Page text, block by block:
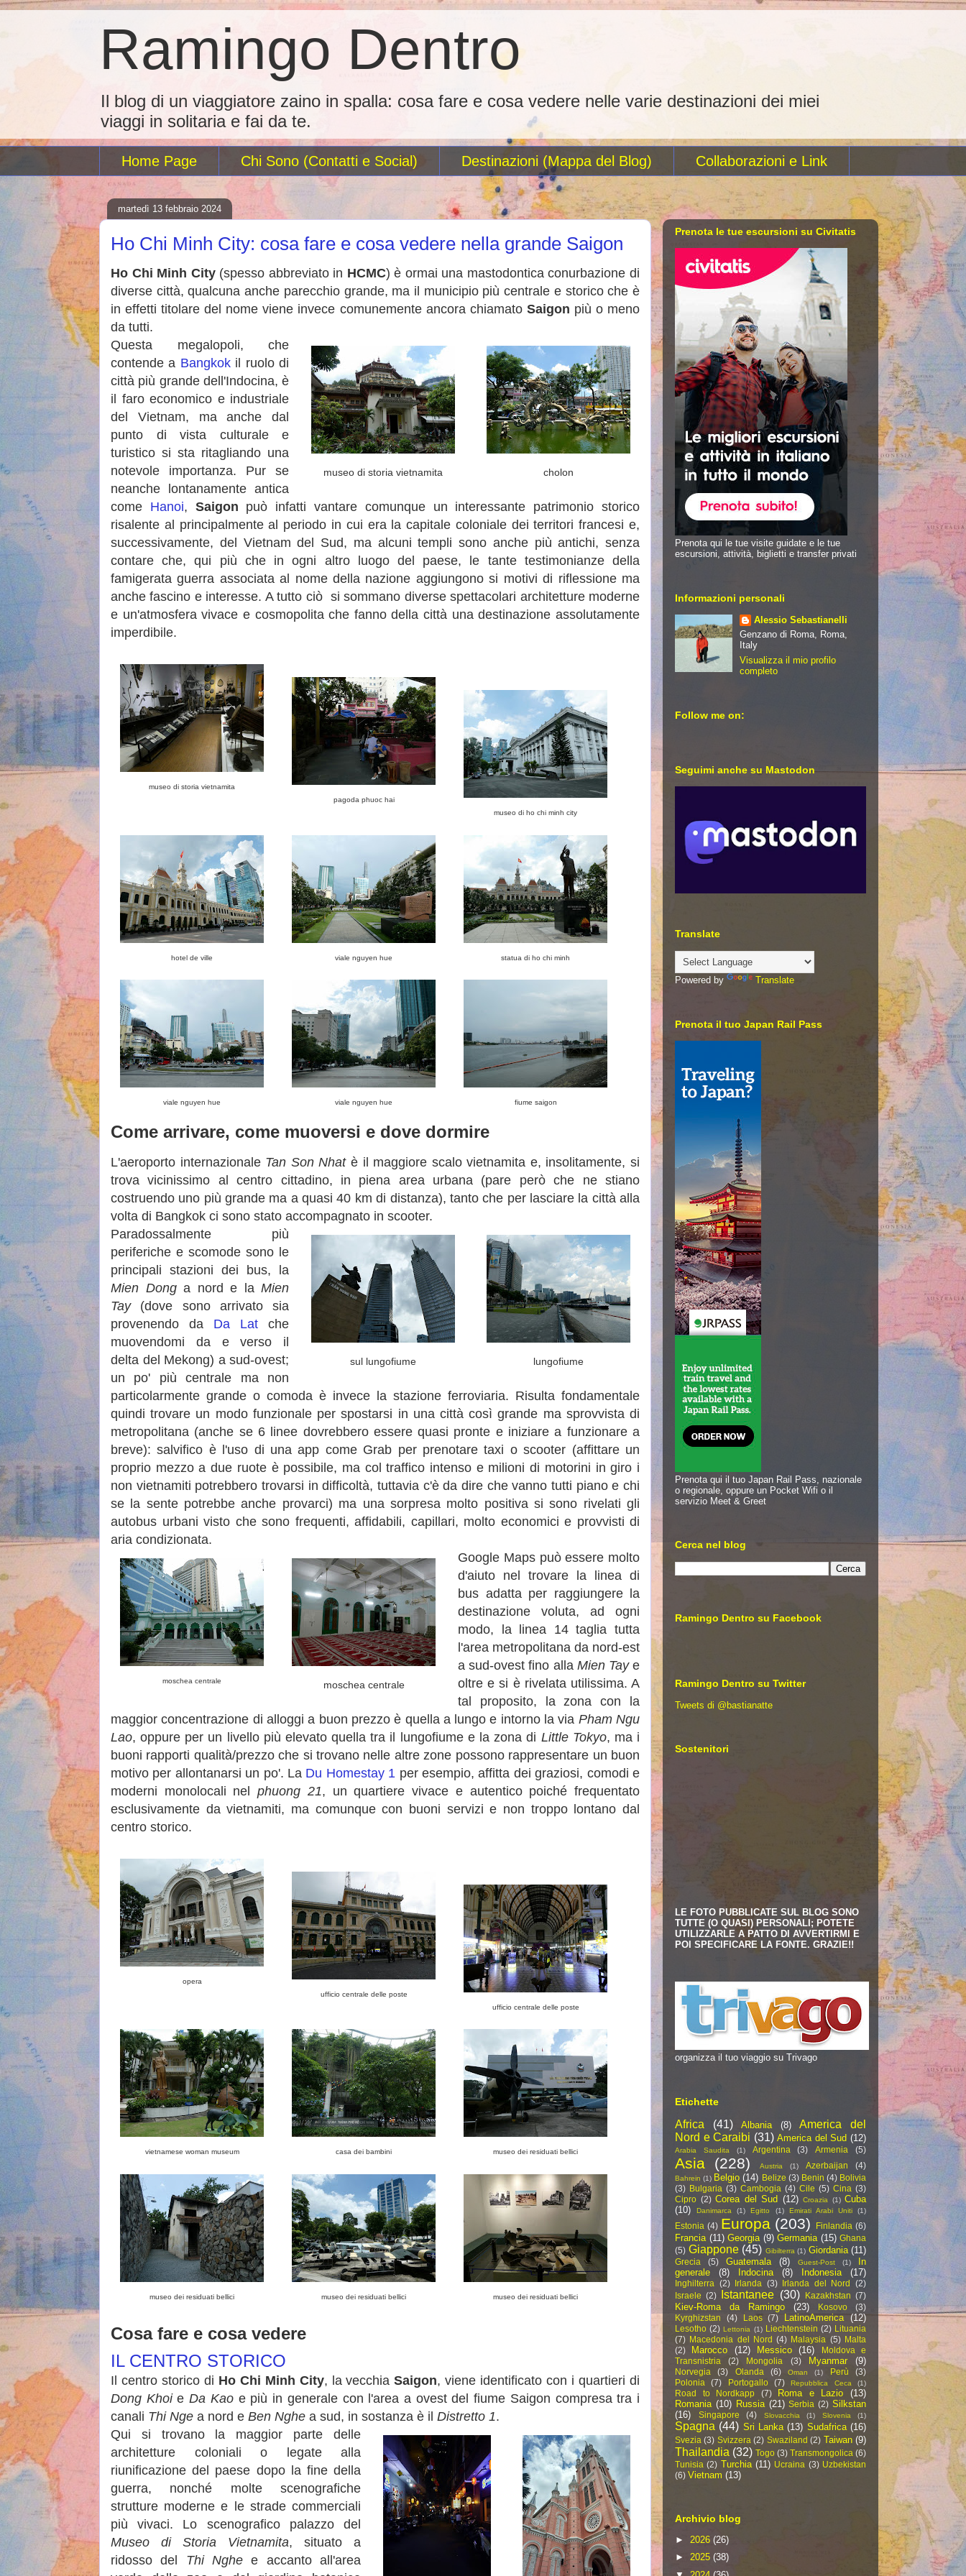
Ramingo Dentro
Il blog di un viaggiatore zaino in spalla: cosa fare e cosa vedere nelle varie destinazioni dei miei
viaggi in solitaria e fai da te.
Home Page Chi Sono (Contatti e Social) Destinazioni (Mappa del Blog) Collaborazioni e Link
martedì 13 febbraio 2024
Ho Chi Minh City: cosa fare e cosa vedere nella grande Saigon
Ho Chi Minh City(spesso abbreviato in HCMC) è ormai una mastodontica conurbazione di
diverse città, qualcuna anche parecchio grande, ma il municipio più centrale e storico che è
in effetti titolare del nome viene invece comunemente ancora chiamato Saigon più o meno
da tutti.
cholon
museo di storia vietnamita
Questa megalopoli, che
contende a Bangkokil ruolo di
città più grande dell'Indocina, è
il faro economico e industriale
del Vietnam, ma anche dal
punto di vista culturale e
turistico si sta ritagliando una
notevole importanza. Pur se
neanche lontanamente antica
come Hanoi, Saigon può infatti vantare comunque un interessante patrimonio storico
risalente al principalmente al periodo in cui era la capitale coloniale dei territori francesi e,
successivamente, del Vietnam del Sud, ma alcuni templi sono anche più antichi, senza
contare che, qui più che in ogni altro luogo del paese, le tante testimonianze della
famigerata guerra associata al nome della nazione aggiungono si motivi di riflessione ma
anche fascino e interesse. A tutto ciò si sommano diverse spettacolari architetture moderne
e un'atmosfera vivace e cosmopolita che fanno della città una destinazione assolutamente
imperdibile.
museo di storia vietnamita
pagoda phuoc hai
museo di ho chi minh city
hotel de ville viale nguyen hue statua di ho chi minh
viale nguyen hue viale nguyen hue fiume saigon
Come arrivare, come muoversi e dove dormire
L'aeroporto internazionale Tan Son Nhatè il maggiore scalo vietnamita e, insolitamente, si
trova vicinissimo al centro cittadino, in piena area urbana (pare però che ne stiano
costruendo uno più grande ma a quasi 40 km di distanza), tanto che per lasciare la città alla
volta di Bangkok ci sono stato accompagnato in scooter.
lungofiume
sul lungofiume
Paradossalmente più
periferiche e scomode sono le
principali stazioni dei bus, la
Mien Donga nord e la Mien
Tay(dove sono arrivato sia
provenendo da Da Lat che
muovendomi da e verso il
delta del Mekong) a sud-ovest;
un po' più centrale ma non
particolarmente grande o comoda è invece la stazione ferroviaria. Risulta fondamentale
quindi trovare un modo funzionale per spostarsi in una città così grande ma sprovvista di
metropolitana (anche se 6 linee dovrebbero essere quasi pronte e iniziare a funzionare a
breve): salvifico è l'uso di una app come Grab per prenotare taxi o scooter (affittare un
proprio mezzo a due ruote è possibile, ma col traffico intenso e milioni di motorini in giro i
non vietnamiti potrebbero trovarsi in difficoltà, tuttavia c'è da dire che vanno tutti piano e chi
se la sente potrebbe anche provarci) ma una sorpresa molto positiva si sono rivelati gli
autobus urbani visto che sono frequenti, affidabili, capillari, molto economici e provvisti di
aria condizionata.
moschea centrale moschea centrale
Google Maps può essere molto
d'aiuto nel trovare la linea di
bus adatta per raggiungere la
destinazione voluta, ad ogni
modo, la linea 14 taglia tutta
l'area metropolitana da nord-est
a sud-ovest fino alla Mien Taye
oltre e si è rivelata utilissima. A
tal proposito, la zona con la
maggior concentrazione di alloggi a buon prezzo è quella a lungo e intorno la via Pham Ngu
Lao, oppure per un livello più elevato quella tra il lungofiume e la zona di Little Tokyo, ma i
buoni rapporti qualità/prezzo che si trovano nelle altre zone possono rappresentare un buon
motivo per allontanarsi un po'. La Du Homestay 1 per esempio, affitta dei graziosi, comodi e
moderni monolocali nelphuong 21, un quartiere vivace e autentico poiché frequentato
esclusivamente da vietnamiti, ma comunque con buoni servizi e non troppo lontano dal
centro storico.
opera
ufficio centrale delle poste
ufficio centrale delle poste
vietnamese woman museum casa dei bambini museo dei residuati bellici
museo dei residuati bellici museo dei residuati bellici museo dei residuati bellici
Cosa fare e cosa vedere
IL CENTRO STORICO
Il centro storico di Ho Chi Minh City, la vecchiaSaigon, viene identificato con i quartieri di
Dong KhoieDa Kaoe più in generale con l'area a ovest del fiume Saigon compresa tra i
canali Thi Nge a nord e Ben Nghe a sud, in sostanza è il Distretto 1.
Qui si trovano la maggior parte delle
architetture coloniali o legate alla
riunificazione del paese dopo la fine della
guerra, nonché molte scenografiche
strutture moderne e le strade commerciali
più vivaci. Lo scenografico palazzo del
Museo di Storia Vietnamita, situato a
ridosso del Thi Nghe e accanto all'area
Prenota le tue escursioni su Civitatis
Prenota qui le tue visite guidate e le tue
escursioni, attività, biglietti e transfer privati
Informazioni personali
Alessio Sebastianelli
Genzano di Roma, Roma,
Italy
Visualizza il mio profilo
completo
Follow me on:
Seguimi anche su Mastodon
Translate
Powered by Translate
Prenota il tuo Japan Rail Pass
Prenota qui il tuo Japan Rail Pass, nazionale
o regionale, oppure un Pocket Wifi o il
servizio Meet & Greet
Cerca nel blog
Ramingo Dentro su Facebook
Ramingo Dentro su Twitter
Tweets di @bastianatte
Sostenitori
LE FOTO PUBBLICATE SUL BLOG SONO
TUTTE (O QUASI) PERSONALI; POTETE
UTILIZZARLE A PATTO DI AVVERTIRMI E
POI SPECIFICARE LA FONTE. GRAZIE!!
organizza il tuo viaggio su Trivago
Etichette
Africa (41) Albania (8)
America del
Nord e Caraibi (31) America del Sud (12)
Arabia Saudita (1) Argentina (3) Armenia (5)
Asia (228) Austria (1) Azerbaijan (4)
Bahrein (1) Belgio (14) Belize (3) Benin (4) Bolivia
(3) Bulgaria (3) Cambogia (4) Cile (5) Cina (3)
Cipro (2) Corea del Sud (12) Croazia (1) Cuba
(10)
Danimarca (1) Egitto (1) Emirati Arabi Uniti (1)
Estonia (4) Europa (203) Finlandia (6)
Francia (11) Georgia (9) Germania (15) Ghana
(5) Giappone (45) Gibilterra (1) Giordania (11)
Grecia (5) Guatemala (8) Guest-Post (1)
In
generale
(8) Indocina (8) Indonesia (17)
Inghilterra (2) Irlanda (3) Irlanda del Nord
(2)
Israele (2) Istantanee (30) Kazakhstan (7)
Kiev-Roma da Ramingo (23) Kosovo
(3)
Kyrghizstan
(4) Laos (7) LatinoAmerica (12)
Lesotho (2) Lettonia (1) Liechtenstein (2) Lituania
(7) Macedonia del Nord (4) Malaysia (5) Malta
(2)
Marocco (12) Messico (16)
Moldova e
Transnistria
(2) Mongolia (3) Myanmar (9)
Norvegia (3) Olanda (6) Oman (1) Perù
(3)
Polonia
(7) Portogallo (7) Repubblica Ceca (1)
Road to Nordkapp (7) Roma e Lazio
(13)
Romania (10) Russia (21) Serbia (2) Silkstan
(16)
Singapore (4) Slovacchia (1) Slovenia (1)
Spagna (44) Sri Lanka (13) Sudafrica (16)
Svezia (3) Svizzera (2) Swaziland (2) Taiwan (9)
Thailandia (32) Togo (3) Transmongolica (6)
Tunisia (2) Turchia (11) Ucraina (3) Uzbekistan
(6) Vietnam (13)
Archivio blog
► 2026 (26)
► 2025 (38)